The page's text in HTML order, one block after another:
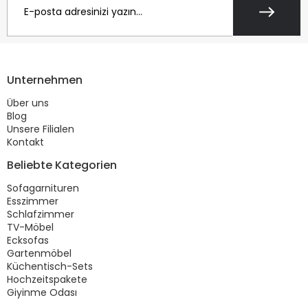
Unternehmen
Über uns
Blog
Unsere Filialen
Kontakt
Beliebte Kategorien
Sofagarnituren
Esszimmer
Schlafzimmer
TV-Möbel
Ecksofas
Gartenmöbel
Küchentisch-Sets
Hochzeitspakete
Giyinme Odası